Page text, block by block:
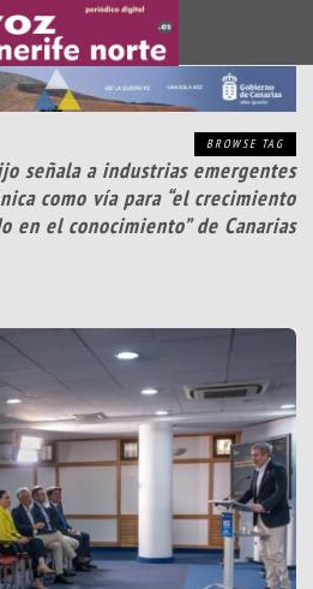
BROWSE TAG
señala a industrias emergentes
como vía para “el crecimiento
en el conocimiento” de Canarias